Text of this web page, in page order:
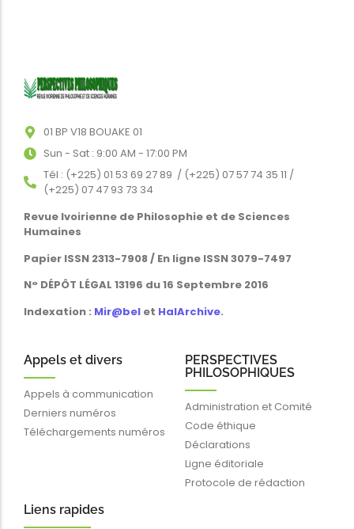
01 BP V18 BOUAKE 01
Sun - Sat : 9:00 AM - 17:00 PM
Tél : (+225) 01 53 69 27 89 / (+225) 07 57 74 35 11 /
(+225) 07 47 93 73 34
Revue Ivoirienne de Philosophie et de Sciences
Humaines
Papier ISSN 2313-7908 / En ligne ISSN 3079-7497
N° DÉPÔT LÉGAL 13196 du 16 Septembre 2016
Indexation : Mir@bel et HalArchive.
Appels et divers
Appels à communication
Derniers numéros
Téléchargements numéros
PERSPECTIVES
PHILOSOPHIQUES
Administration et Comité
Code éthique
Déclarations
Ligne éditoriale
Protocole de rédaction
Liens rapides